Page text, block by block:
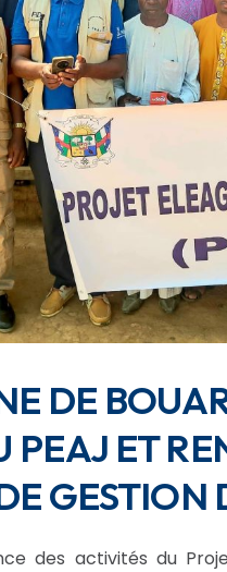
DE
PEAJ ET
GESTION
des activités du